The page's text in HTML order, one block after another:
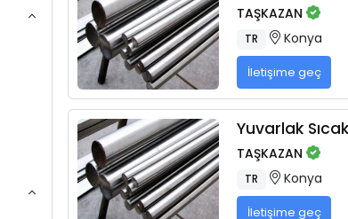
TAŞKAZAN
TR Konya
İletişime geç
Yuvarlak
TAŞKAZAN
TR Konya
İletişime geç